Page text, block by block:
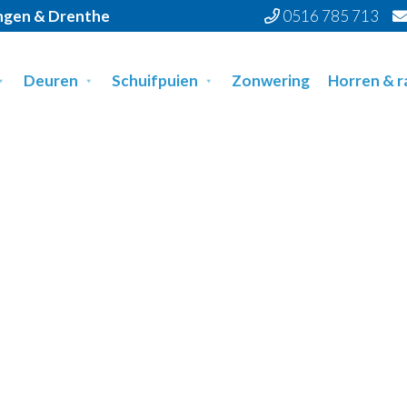
& Drenthe 0516 785 713
Deuren Schuifpuien Zonwering Horren &